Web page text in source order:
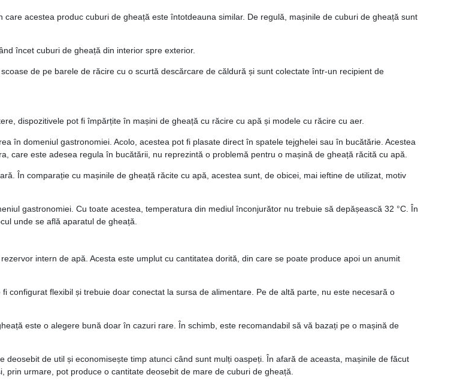
acestea produc cuburi de gheață este întotdeauna similar. De regulă, mașinile de cuburi de gheață sunt
încet cuburi de gheață din interior spre exterior.
de pe barele de răcire cu o scurtă descărcare de căldură și sunt colectate într-un recipient de
dispozitivele pot fi împărțite în mașini de gheață cu răcire cu apă și modele cu răcire cu aer.
în domeniul gastronomiei. Acolo, acestea pot fi plasate direct în spatele tejghelei sau în bucătărie. Acestea
care este adesea regula în bucătării, nu reprezintă o problemă pentru o mașină de gheață răcită cu apă.
În comparație cu mașinile de gheață răcite cu apă, acestea sunt, de obicei, mai ieftine de utilizat, motiv
gastronomiei. Cu toate acestea, temperatura din mediul înconjurător nu trebuie să depășească 32 °C. În
unde se află aparatul de gheață.
intern de apă. Acesta este umplut cu cantitatea dorită, din care se poate produce apoi un anumit
configurat flexibil și trebuie doar conectat la sursa de alimentare. Pe de altă parte, nu este necesară o
este o alegere bună doar în cazuri rare. În schimb, este recomandabil să vă bazați pe o mașină de
de util și economisește timp atunci când sunt mulți oaspeți. În afară de aceasta, mașinile de făcut
urmare, pot produce o cantitate deosebit de mare de cuburi de gheață.